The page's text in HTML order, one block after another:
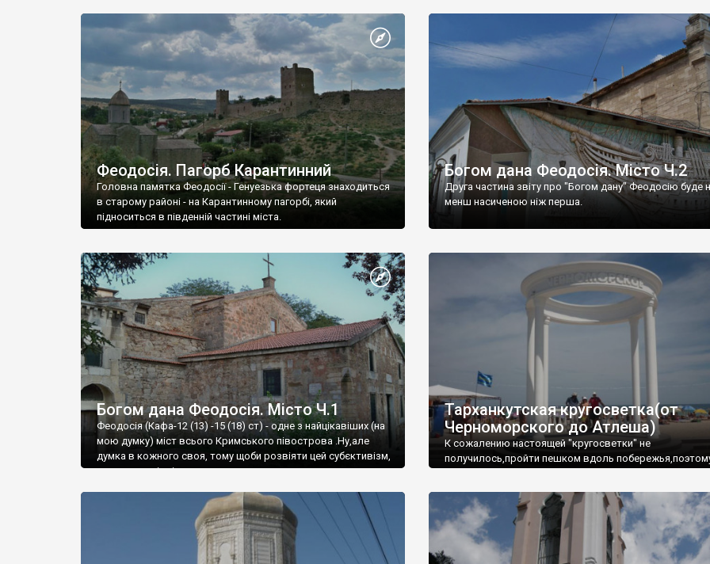
Феодосія. Пагорб Карантинний
Головна памятка Феодосії - Генуезька фортеця знаходиться
в старому районі - на Карантинному пагорбі, який
підноситься в південній частині міста.
Богом дана Феодосія. Місто Ч.2
Друга частина звіту про "Богом дану" Феодосію буде
менш насиченою ніж перша.
Богом дана Феодосія. Місто Ч.1
Феодосія (Кафа-12 (13) -15 (18) ст) - одне з найцікавіших (на
мою думку) міст всього Кримського півострова .Ну,але
думка в кожного своя, тому щоби розвіяти цей субєктивізм,
запрошую відвідати це
Тарханкутская кругосветка(от
Черноморского до Атлеша)
К сожалению настоящей "кругосветки" не
получилось,пройти пешком вдоль